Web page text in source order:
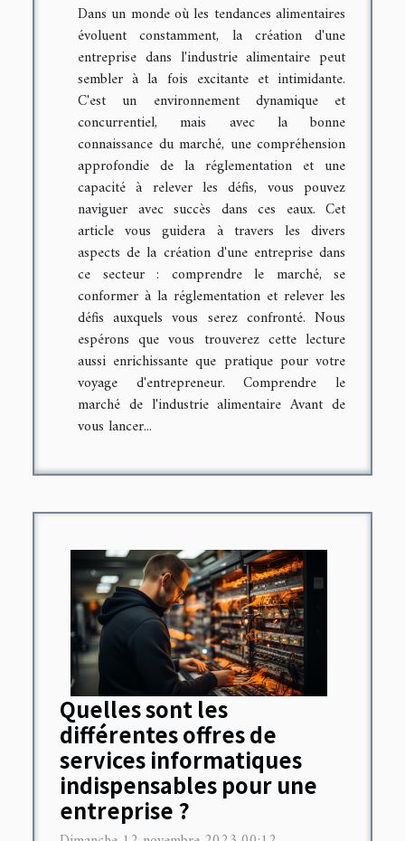
Dans un monde où les tendances alimentaires
évoluent constamment, la création d'une
entreprise dans l'industrie alimentaire peut
sembler à la fois excitante et intimidante.
C'est un environnement dynamique et
concurrentiel, mais avec la bonne
connaissance du marché, une compréhension
approfondie de la réglementation et une
capacité à relever les défis, vous pouvez
naviguer avec succès dans ces eaux. Cet
article vous guidera à travers les divers
aspects de la création d'une entreprise dans
ce secteur : comprendre le marché, se
conformer à la réglementation et relever les
défis auxquels vous serez confronté. Nous
espérons que vous trouverez cette lecture
aussi enrichissante que pratique pour votre
voyage d'entrepreneur. Comprendre le
marché de l'industrie alimentaire Avant de
vous lancer...
Quelles sont les
différentes offres de
services informatiques
indispensables pour une
entreprise ?